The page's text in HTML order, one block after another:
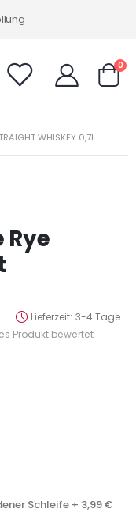
0
WHISKEY 0,7L
Rye
Lieferzeit 3-4 Tage
Produkt bewertet
Schleife + 3,99 €